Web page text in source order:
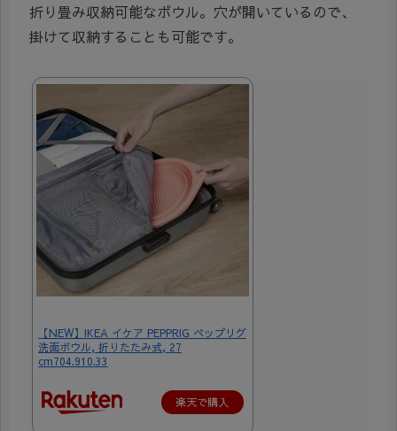
折り畳み収納可能なボウル。穴が開いているので、
掛けて収納することも可能です。
【NEW】IKEA イケア PEPPRIG ペップリグ
洗面ボウル, 折りたたみ式, 27
cm704.910.33
楽天で購入